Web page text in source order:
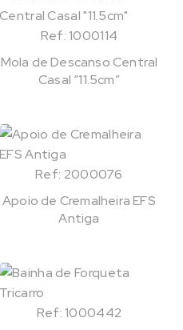
Ref: 1000114
Mola de Descanso Central
Casal “11.5cm”
Ref: 2000076
Apoio de Cremalheira EFS
Antiga
Ref: 1000442